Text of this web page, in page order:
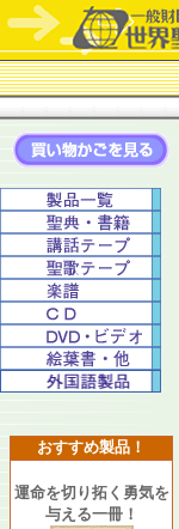
おすすめ製品！
運命を切り拓く勇気を
与える一冊！